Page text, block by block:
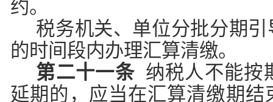
约。
税务机关、单位分批分期
的时间段内办理汇算清缴。
第二十一条 纳税人不能按
延期的，应当在汇算清缴期